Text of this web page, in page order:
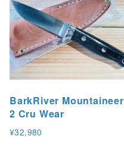
BarkRiver Mountaineer
2 Cru Wear
¥32,980